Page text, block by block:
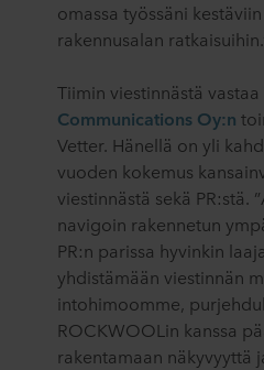
omassa työssäni
rakennusalan
Tiimin viestinnästä vastaa
Communications Oy:n
Vetter. Hänellä on yli
vuoden kokemus
viestinnästä sekä PR:stä.
navigoin rakennetun
PR:n parissa hyvinkin
yhdistämään viestinnän
intohimoomme,
ROCKWOOLin kanssa
rakentamaan näkyvyyttä